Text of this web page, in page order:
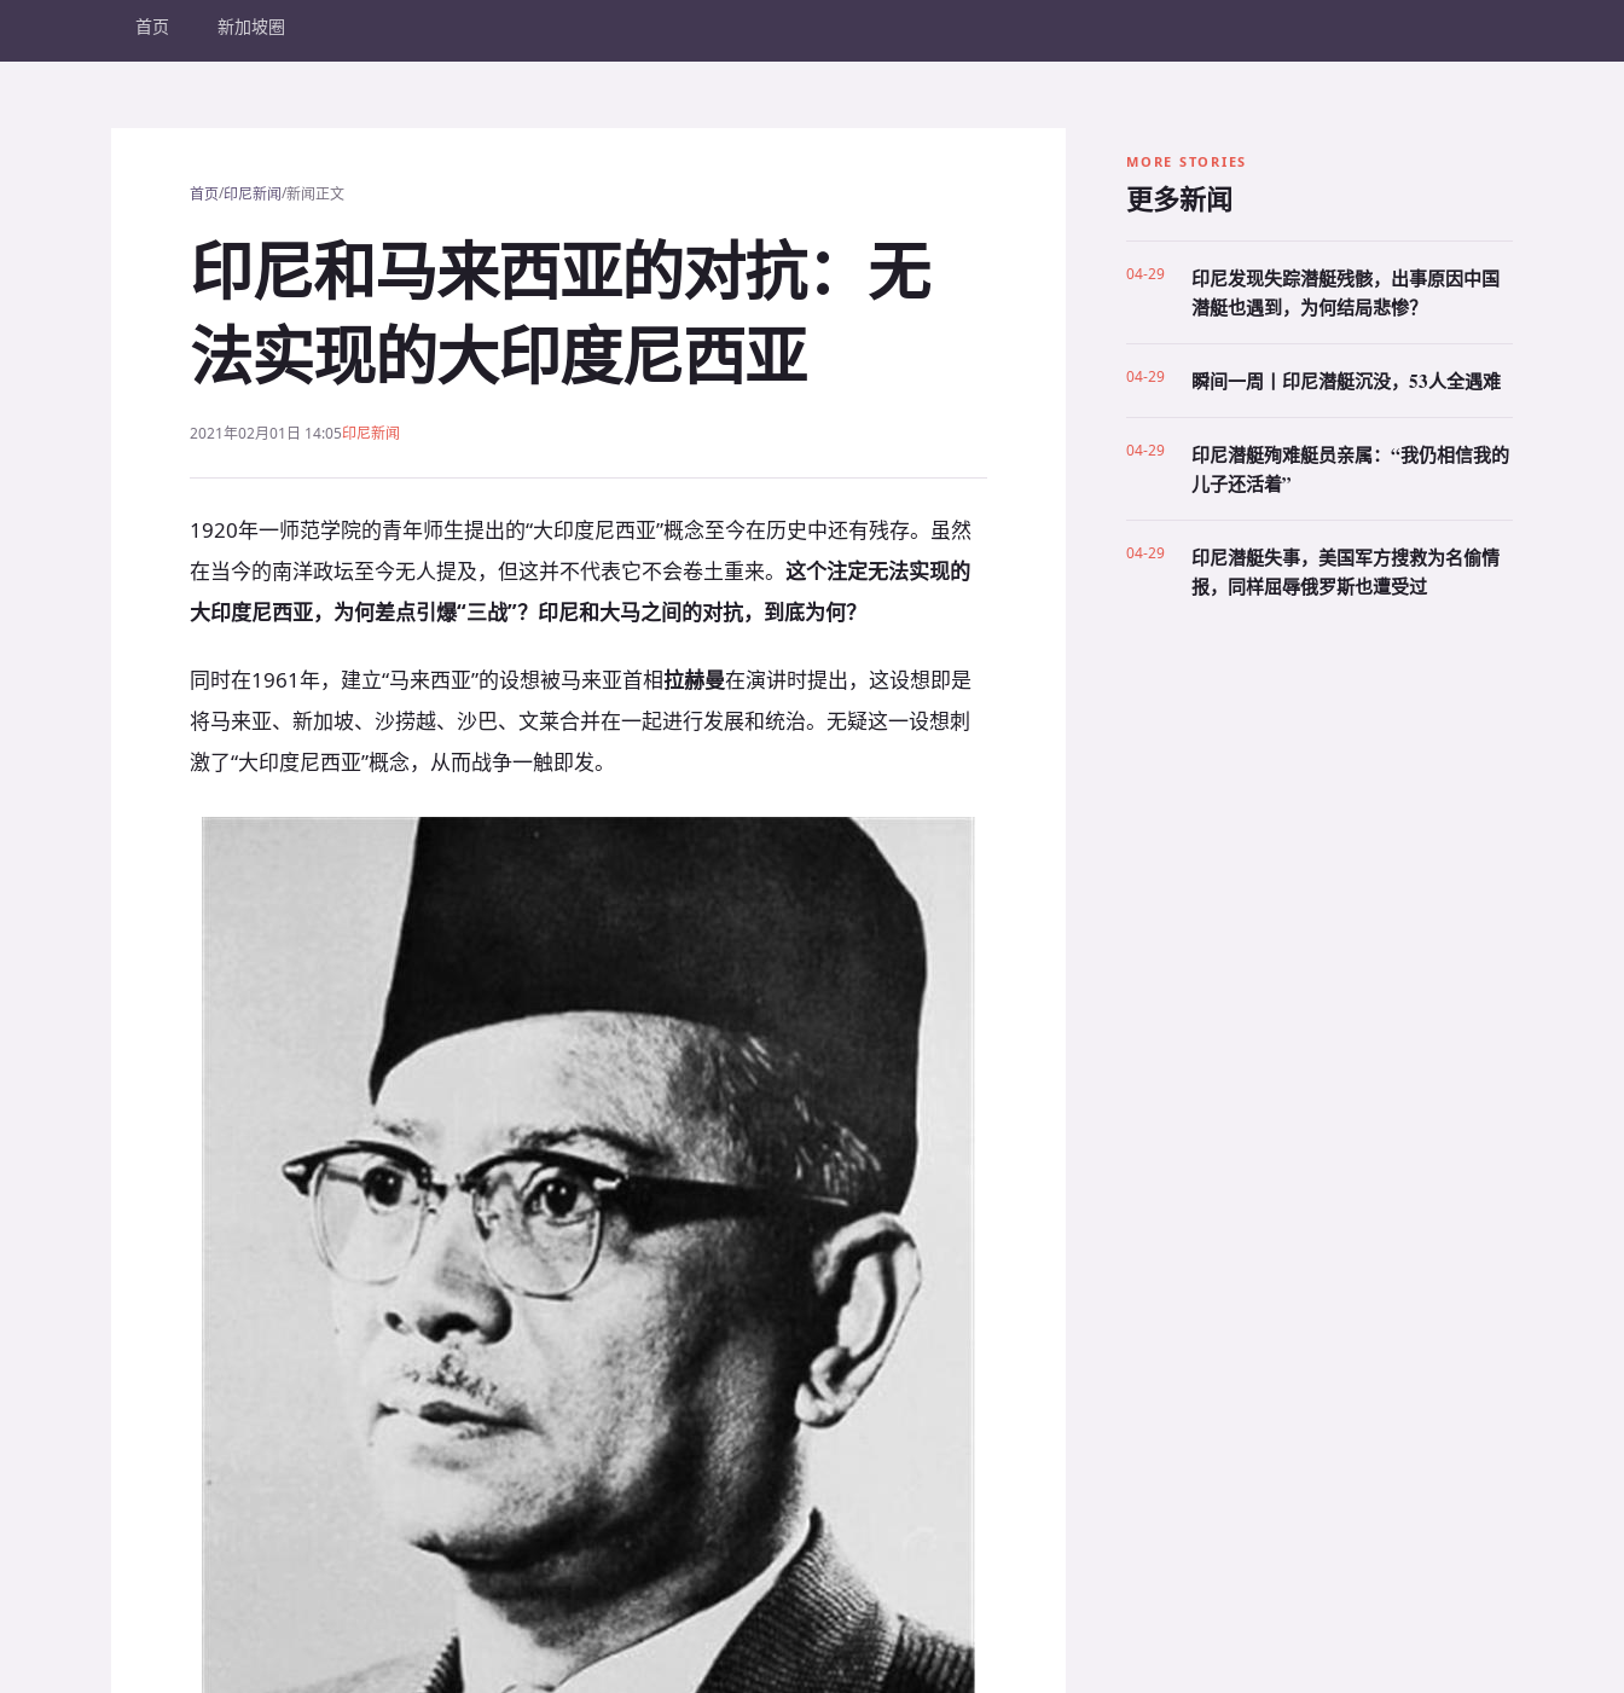
首页 新加坡圈
首页/印尼新闻/新闻正文
印尼和马来西亚的对抗：无
法实现的大印度尼西亚
2021年02月01日 14:05印尼新闻
1920年一师范学院的青年师生提出的“大印度尼西亚”概念至今在历史中还有残存。虽然
在当今的南洋政坛至今无人提及，但这并不代表它不会卷土重来。 这个注定无法实现的
大印度尼西亚，为何差点引爆“三战”？印尼和大马之间的对抗，到底为何？
同时在1961年，建立“马来西亚”的设想被马来亚首相拉赫曼在演讲时提出，这设想即是
将马来亚、新加坡、沙捞越、沙巴、文莱合并在一起进行发展和统治。无疑这一设想刺
激了“大印度尼西亚”概念，从而战争一触即发。
MORE STORIES
更多新闻
04-29
印尼发现失踪潜艇残骸，出事原因中国
潜艇也遇到，为何结局悲惨？
04-29 瞬间一周丨印尼潜艇沉没，53人全遇难
04-29
印尼潜艇殉难艇员亲属：“我仍相信我的
儿子还活着”
04-29
印尼潜艇失事，美国军方搜救为名偷情
报，同样屈辱俄罗斯也遭受过